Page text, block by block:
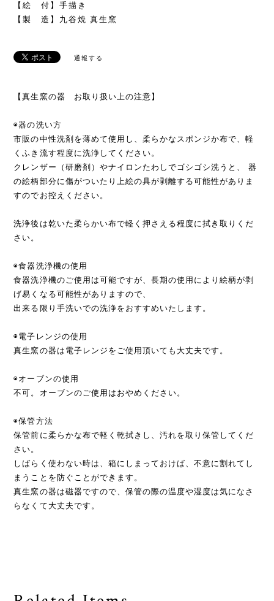
【絵 付】手描き
【製 造】九谷焼 真生窯
通報する
【真生窯の器 お取り扱い上の注意】
◉器の洗い方
市販の中性洗剤を薄めて使用し、柔らかなスポンジか布で、軽
くふき流す程度に洗浄してください。
クレンザー（研磨剤）やナイロンたわしでゴシゴシ洗うと、 器
の絵柄部分に傷がついたり上絵の具が剥離する可能性がありま
すのでお控えください。
洗浄後は乾いた柔らかい布で軽く押さえる程度に拭き取りくだ
さい。
◉食器洗浄機の使用
食器洗浄機のご使用は可能ですが、長期の使用により絵柄が剥
げ易くなる可能性がありますので、
出来る限り手洗いでの洗浄をおすすめいたします。
◉電子レンジの使用
真生窯の器は電子レンジをご使用頂いても大丈夫です。
◉オーブンの使用
不可。オーブンのご使用はおやめください。
◉保管方法
保管前に柔らかな布で軽く乾拭きし、汚れを取り保管してくだ
さい。
しばらく使わない時は、箱にしまっておけば、不意に割れてし
まうことを防ぐことができます。
真生窯の器は磁器ですので、保管の際の温度や湿度は気になさ
らなくて大丈夫です。